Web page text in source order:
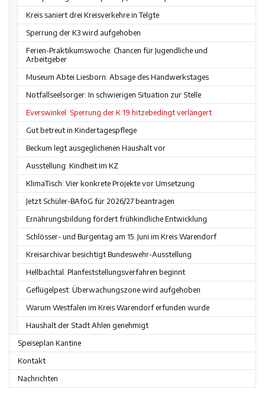
Kreis saniert drei Kreisverkehre in Telgte
Sperrung der K3 wird aufgehoben
Ferien-Praktikumswoche: Chancen für Jugendliche und
Arbeitgeber
Museum Abtei Liesborn: Absage des Handwerkstages
Notfallseelsorger: In schwierigen Situation zur Stelle
Everswinkel: Sperrung der K 19 hitzebedingt verlängert
Gut betreut in Kindertagespflege
Beckum legt ausgeglichenen Haushalt vor
Ausstellung: Kindheit im KZ
KlimaTisch: Vier konkrete Projekte vor Umsetzung
Jetzt Schüler-BAföG für 2026/27 beantragen
Ernährungsbildung fördert frühkindliche Entwicklung
Schlösser- und Burgentag am 15. Juni im Kreis Warendorf
Kreisarchivar besichtigt Bundeswehr-Ausstellung
Hellbachtal: Planfeststellungsverfahren beginnt
Geflügelpest: Überwachungszone wird aufgehoben
Warum Westfalen im Kreis Warendorf erfunden wurde
Haushalt der Stadt Ahlen genehmigt
Speiseplan Kantine
Kontakt
Nachrichten